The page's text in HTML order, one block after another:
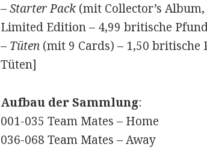
–Starter Pack(mit Collector’s
Limited Edition – 4,99 britische
– Tüten (mit 9 Cards) – 1,50
Tüten]
Aufbau der Sammlung:
001-035 Team Mates – Home
036-068 Team Mates – Away